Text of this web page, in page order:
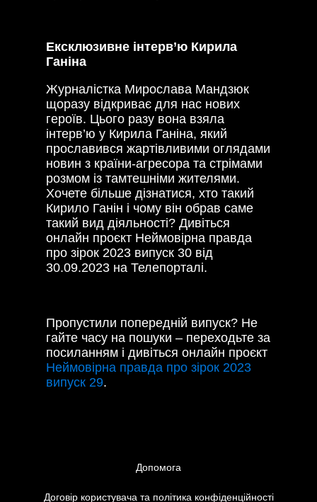
Ексклюзивне інтерв’ю Кирила
Ганіна
Журналістка Мирослава Мандзюк
щоразу відкриває для нас нових
героїв. Цього разу вона взяла
інтерв’ю у Кирила Ганіна, який
прославився жартівливими оглядами
новин з країни-агресора та стрімами
розмом із тамтешніми жителями.
Хочете більше дізнатися, хто такий
Кирило Ганін і чому він обрав саме
такий вид діяльності? Дивіться
онлайн проєкт Неймовірна правда
про зірок 2023 випуск 30 від
30.09.2023 на Телепорталі.
Пропустили попередній випуск? Не
гайте часу на пошуки – переходьте за
посиланням і дивіться онлайн проєкт
Неймовірна правда про зірок 2023
випуск 29.
Допомога
Договір користувача та політика конфіденційності